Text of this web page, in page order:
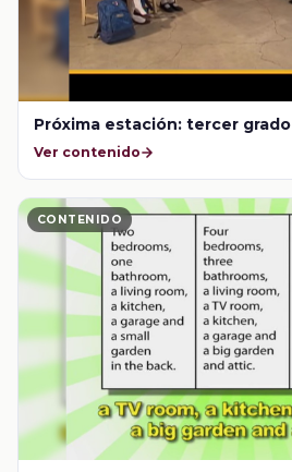
Próxima estación: tercer grado
Ver contenido
CONTENIDO